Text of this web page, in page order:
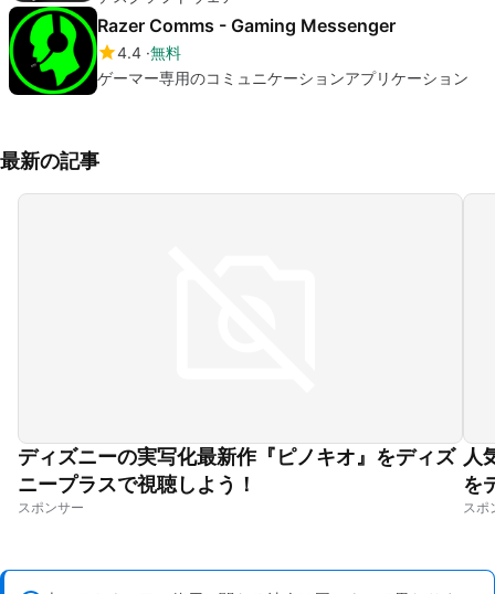
Razer Comms - Gaming Messenger
4.4 無料
ゲーマー専用のコミュニケーションアプリケーション
最新の記事
ディズニーの実写化最新作『ピノキオ』をディズ
ニープラスで視聴しよう！
人
を